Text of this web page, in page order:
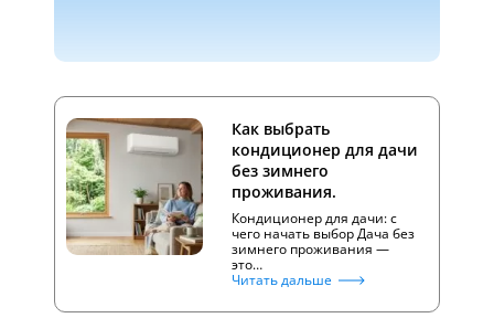
Как выбрать
кондиционер для дачи
без зимнего
проживания.
Кондиционер для дачи: с
чего начать выбор Дача без
зимнего проживания —
это…
Читать дальше